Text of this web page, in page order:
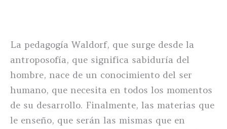
La pedagogía Waldorf, que surge desde la
antroposofía, que significa sabiduría del
hombre, nace de un conocimiento del ser
humano, que necesita en todos los momentos
de su desarrollo. Finalmente, las materias que
le enseño, que serán las mismas que en